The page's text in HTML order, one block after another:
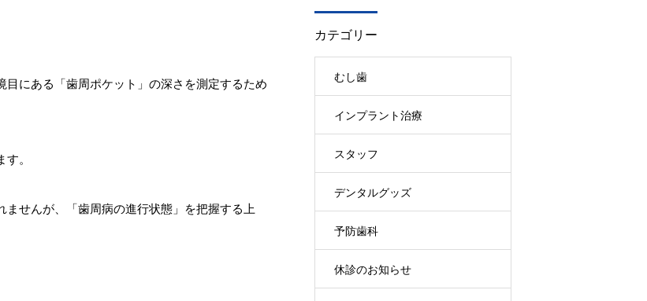
にある「歯周ポケット」の深さを測定するため
。
せんが、「歯周病の進行状態」を把握する上
カテゴリー
むし歯
インプラント治療
スタッフ
デンタルグッズ
予防歯科
休診のお知らせ